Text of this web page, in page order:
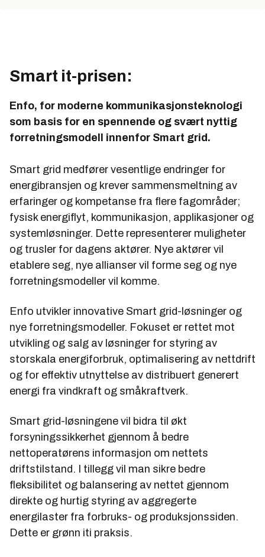
Smart it-prisen:
Enfo, for moderne kommunikasjonsteknologi
som basis for en spennende og svært nyttig
forretningsmodell innenfor Smart grid.
Smart grid medfører vesentlige endringer for
energibransjen og krever sammensmeltning av
erfaringer og kompetanse fra flere fagområder;
fysisk energiflyt, kommunikasjon, applikasjoner og
systemløsninger. Dette representerer muligheter
og trusler for dagens aktører. Nye aktører vil
etablere seg, nye allianser vil forme seg og nye
forretningsmodeller vil komme.
Enfo utvikler innovative Smart grid-løsninger og
nye forretningsmodeller. Fokuset er rettet mot
utvikling og salg av løsninger for styring av
storskala energiforbruk, optimalisering av nettdrift
og for effektiv utnyttelse av distribuert generert
energi fra vindkraft og småkraftverk.
Smart grid-løsningene vil bidra til økt
forsyningssikkerhet gjennom å bedre
nettoperatørens informasjon om nettets
driftstilstand. I tillegg vil man sikre bedre
fleksibilitet og balansering av nettet gjennom
direkte og hurtig styring av aggregerte
energilaster fra forbruks- og produksjonssiden.
Dette er grønn iti praksis.